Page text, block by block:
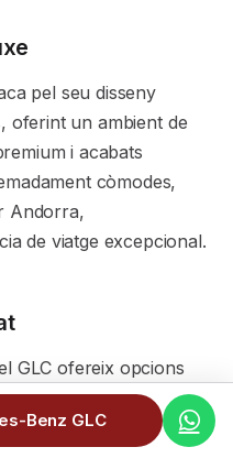
pel seu disseny
oferint un ambient de
i acabats
còmodes,
Andorra,
de viatge excepcional.
GLC ofereix opcions
hi versions híbrides
consum de combustible
Benz GLC